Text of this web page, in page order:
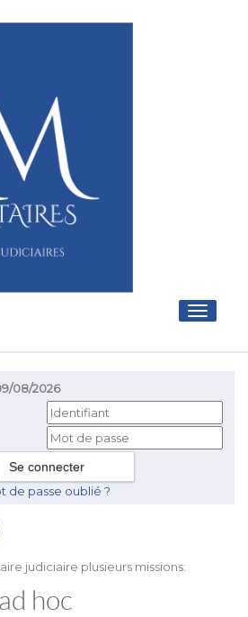
Toggle
08/2026
de passe oublié ?
judiciaire plusieurs missions:
hoc